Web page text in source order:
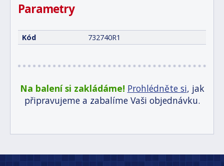
Parametry
Kód 732740R1
Na balení si zakládáme! Prohlédněte si, jak
připravujeme a zabalíme Vaši objednávku.